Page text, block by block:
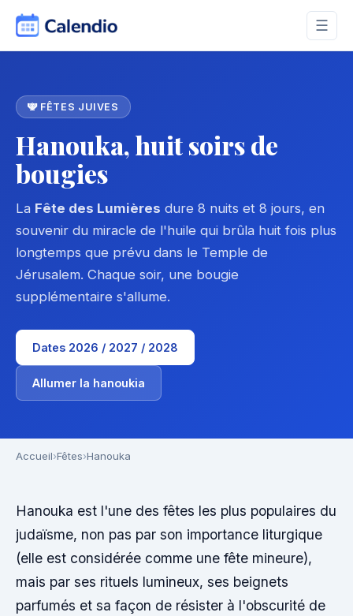
☰
🕎 FÊTES JUIVES
Hanouka, huit soirs de
bougies
La Fête des Lumières dure 8 nuits et 8 jours, en
souvenir du miracle de l'huile qui brûla huit fois plus
longtemps que prévu dans le Temple de
Jérusalem. Chaque soir, une bougie
supplémentaire s'allume.
Dates 2026 / 2027 / 2028
Allumer la hanoukia
Accueil Fêtes Hanouka
Hanouka est l'une des fêtes les plus populaires du
judaïsme, non pas par son importance liturgique
(elle est considérée comme une fête mineure),
mais par ses rituels lumineux, ses beignets
parfumés et sa façon de résister à l'obscurité de